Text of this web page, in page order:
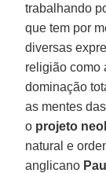
trabalhando
que tem por
diversas
religião como
dominação
as mentes
o projeto
natural e
anglicano